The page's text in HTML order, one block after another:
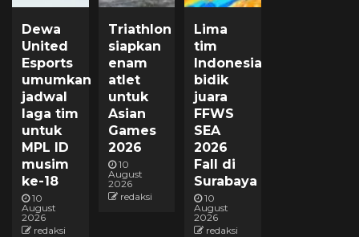
Dewa
United
Esports
umumkan
jadwal
laga tim
untuk
MPL ID
musim
ke-18
10
August
2026
redaksi
Triathlon
siapkan
enam
atlet
untuk
Asian
Games
2026
10
August
2026
redaksi
Lima
tim
Indonesia
bidik
juara
FFWS
SEA
2026
Fall di
Surabaya
10
August
2026
redaksi